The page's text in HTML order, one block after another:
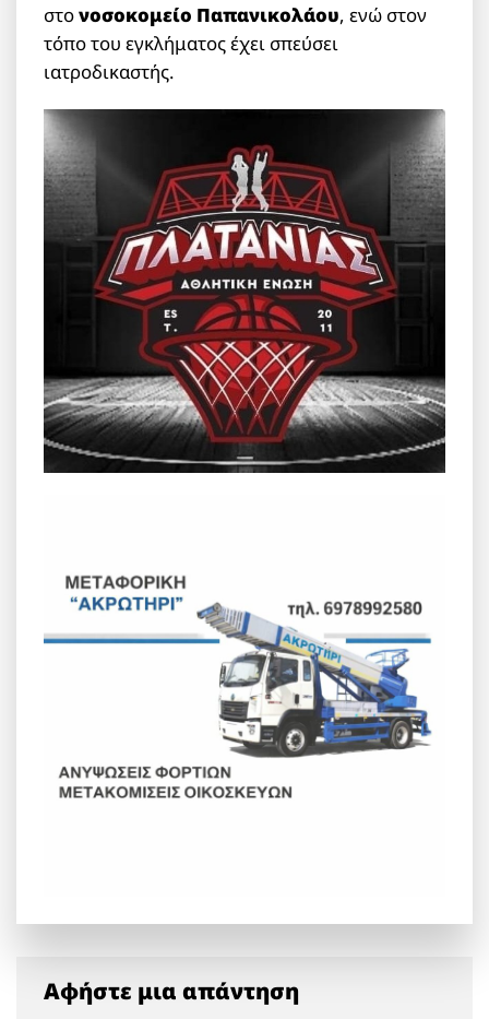
στονοσοκομείο Παπανικολάου, ενώ στον
τόπο του εγκλήματος έχει σπεύσει
ιατροδικαστής.
Αφήστε μια απάντηση